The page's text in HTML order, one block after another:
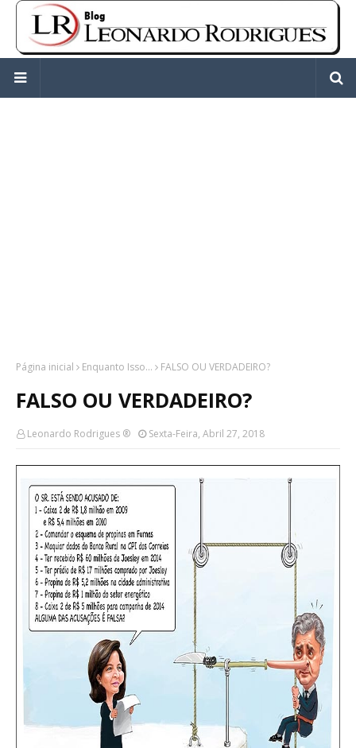
Página inicial Enquanto Isso... FALSO OU VERDADEIRO?
FALSO OU VERDADEIRO?
Leonardo Rodrigues ® Sexta-Feira, Abril 27, 2018